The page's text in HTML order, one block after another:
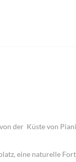
der Küste von
eine naturelle